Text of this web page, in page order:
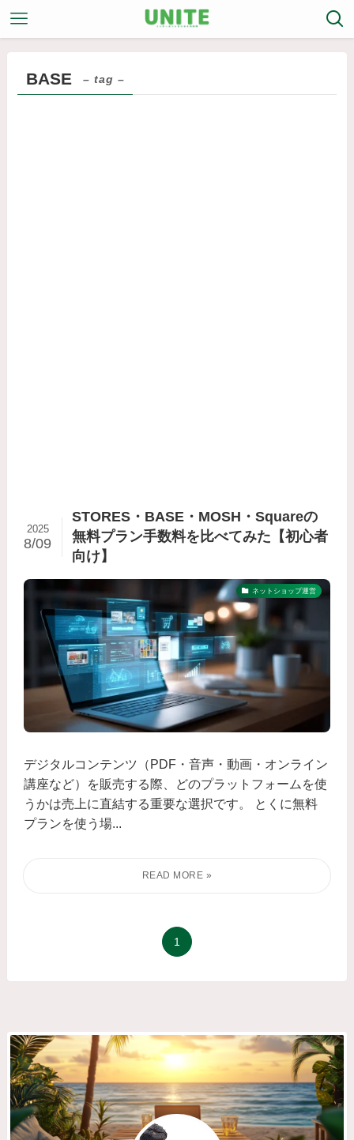
BASE – tag –
STORES・BASE・MOSH・Squareの
無料プラン手数料を比べてみた【初心者
向け】
2025
8/09
ネットショップ運営
デジタルコンテンツ（PDF・音声・動画・オンライン
講座など）を販売する際、どのプラットフォームを使
うかは売上に直結する重要な選択です。 とくに無料
プランを使う場...
1